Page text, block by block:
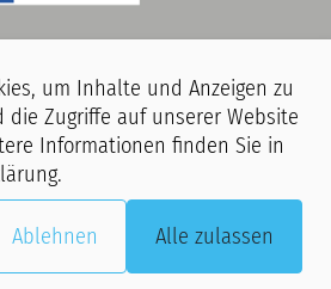
finden Film- und
Betreten unserer Räumlichkeiten erklären
dass Sie ggf. auf Aufnahmen zu sehen sind,
Öffentlichkeitsarbeit der Stiftung GHH
werden.
um Inhalte und Anzeigen zu
Zugriffe auf unserer Website
Informationen finden Sie in
.
Ablehnen Alle zulassen